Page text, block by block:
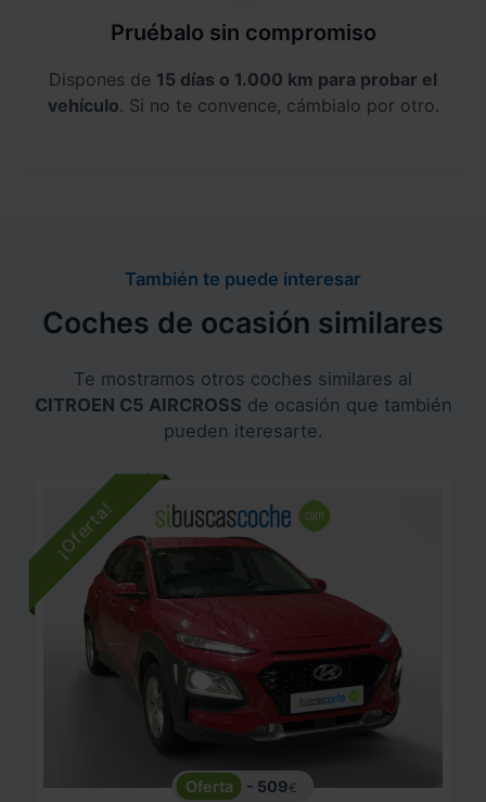
Pruébalo sin compromiso
Dispones de 15 días o 1.000 km para probar el
vehículo. Si no te convence, cámbialo por otro.
También te puede interesar
Coches de ocasión similares
Te mostramos otros coches similares al
CITROEN C5 AIRCROSS de ocasión que también
pueden iteresarte.
- 509€